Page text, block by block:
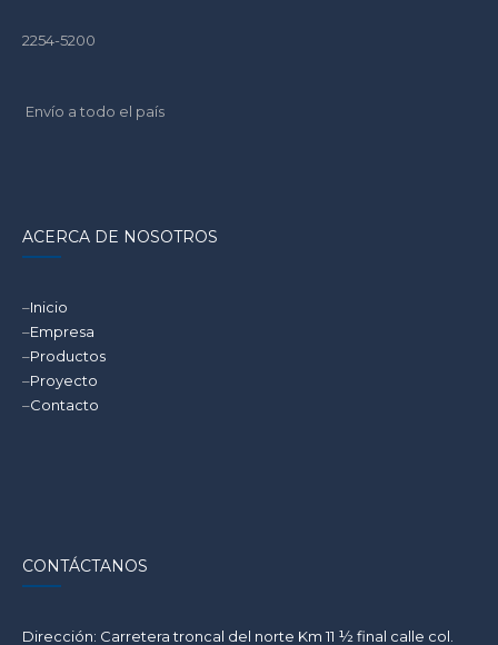
2254-5200
Envío a todo el país
ACERCA DE NOSOTROS
–Inicio
–Empresa
–Productos
–Proyecto
–Contacto
CONTÁCTANOS
Dirección: Carretera troncal del norte Km 11 ½ final calle col.